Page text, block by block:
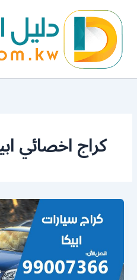
المحتوى
كراج اخصائي